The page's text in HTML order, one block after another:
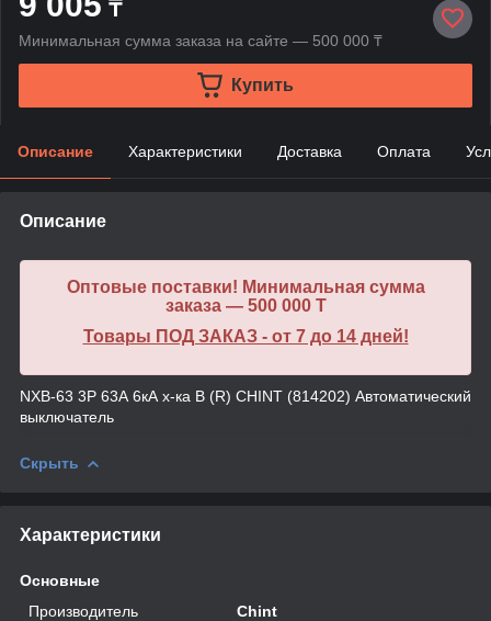
₸
Минимальная сумма заказа на сайте — 500 000 ₸
Купить
Описание Характеристики Доставка Оплата
Описание
Оптовые поставки! Минимальная сумма
заказа — 500 000 T
Товары ПОД ЗАКАЗ - от 7 до 14 дней!
NXB-63 3P 63А 6кА х-ка B (R) CHINT (814202) Автоматический
выключатель
Скрыть
Характеристики
Основные
Производитель
Chint